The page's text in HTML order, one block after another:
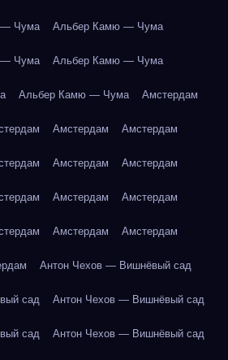
— Чума Альбер Камю — Чума
— Чума Альбер Камю — Чума
Альбер Камю — Чума Амстердам
Амстердам Амстердам
Амстердам Амстердам
Амстердам Амстердам
Амстердам Амстердам
Антон Чехов — Вишнёвый сад
сад Антон Чехов — Вишнёвый сад
сад Антон Чехов — Вишнёвый сад